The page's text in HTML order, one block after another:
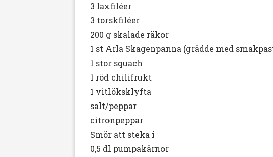
3 laxfiléer
3 torskfiléer
200 g skalade räkor
1 st Arla Skagenpanna (grädde med
1 stor squach
1 röd chilifrukt
1 vitlöksklyfta
salt/peppar
citronpeppar
Smör att steka i
0,5 dl pumpakärnor